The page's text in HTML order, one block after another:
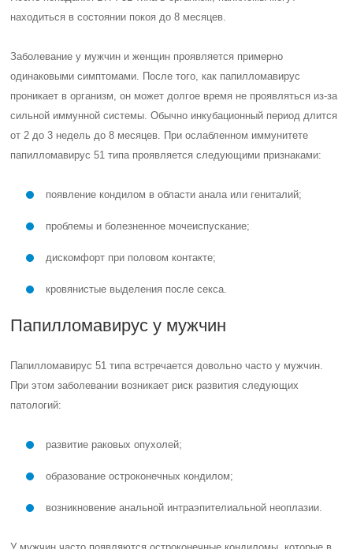
находиться в состоянии покоя до 8 месяцев.
Заболевание у мужчин и женщин проявляется примерно
одинаковыми симптомами. После того, как папилломавирус
проникает в организм, он может долгое время не проявляться из-за
сильной иммунной системы. Обычно инкубационный период длится
от 2 до 3 недель до 8 месяцев. При ослабленном иммунитете
папилломавирус 51 типа проявляется следующими признаками:
появление кондилом в области анала или гениталий;
проблемы и болезненное мочеиспускание;
дискомфорт при половом контакте;
кровянистые выделения после секса.
Папилломавирус у мужчин
Папилломавирус 51 типа встречается довольно часто у мужчин.
При этом заболевании возникает риск развития следующих
патологий:
развитие раковых опухолей;
образование остроконечных кондилом;
возникновение анальной интраэпителиальной неоплазии.